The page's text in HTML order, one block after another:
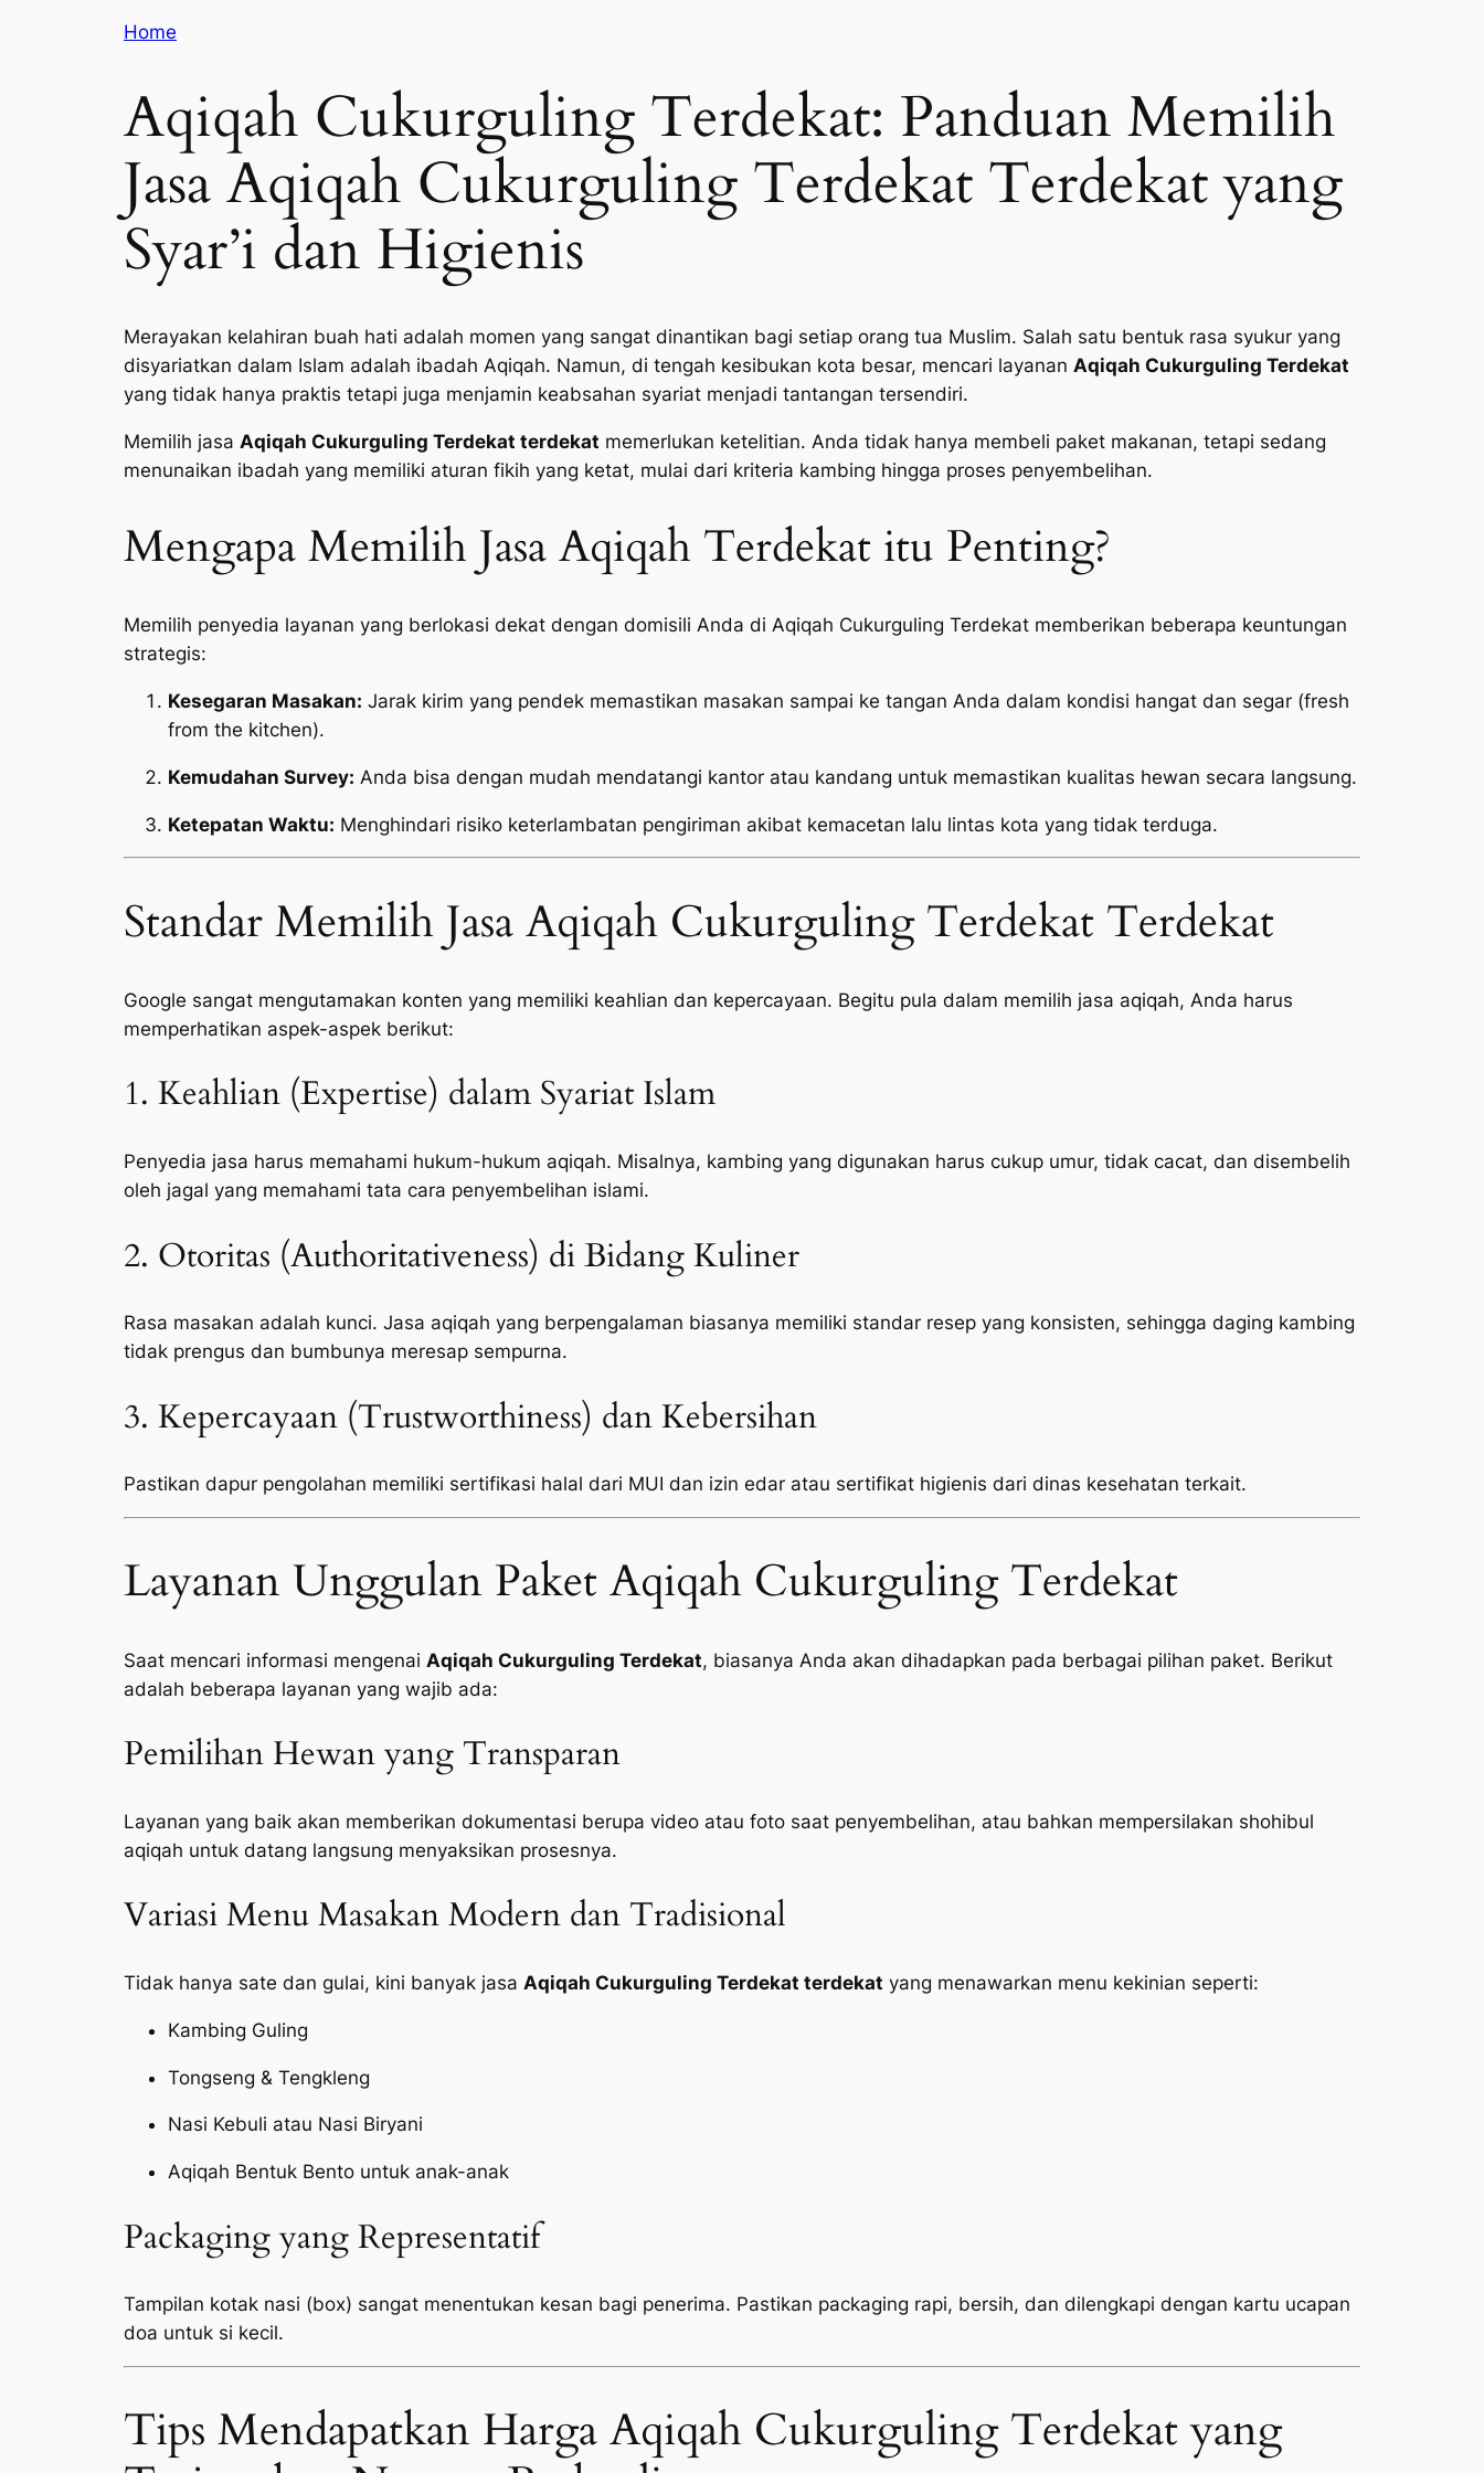
Home
Aqiqah Cukurguling Terdekat: Panduan Memilih
Jasa Aqiqah Cukurguling Terdekat Terdekat yang
Syar’i dan Higienis
Merayakan kelahiran buah hati adalah momen yang sangat dinantikan bagi setiap orang tua Muslim. Salah satu bentuk rasa syukur yang
disyariatkan dalam Islam adalah ibadah Aqiqah. Namun, di tengah kesibukan kota besar, mencari layanan Aqiqah Cukurguling Terdekat
yang tidak hanya praktis tetapi juga menjamin keabsahan syariat menjadi tantangan tersendiri.
Memilih jasa Aqiqah Cukurguling Terdekat terdekat memerlukan ketelitian. Anda tidak hanya membeli paket makanan, tetapi sedang
menunaikan ibadah yang memiliki aturan fikih yang ketat, mulai dari kriteria kambing hingga proses penyembelihan.
Mengapa Memilih Jasa Aqiqah Terdekat itu Penting?
Memilih penyedia layanan yang berlokasi dekat dengan domisili Anda di Aqiqah Cukurguling Terdekat memberikan beberapa keuntungan
strategis:
Kesegaran Masakan: Jarak kirim yang pendek memastikan masakan sampai ke tangan Anda dalam kondisi hangat dan segar (fresh
from the kitchen).
Kemudahan Survey: Anda bisa dengan mudah mendatangi kantor atau kandang untuk memastikan kualitas hewan secara langsung.
Ketepatan Waktu: Menghindari risiko keterlambatan pengiriman akibat kemacetan lalu lintas kota yang tidak terduga.
Standar Memilih Jasa Aqiqah Cukurguling Terdekat Terdekat
Google sangat mengutamakan konten yang memiliki keahlian dan kepercayaan. Begitu pula dalam memilih jasa aqiqah, Anda harus
memperhatikan aspek-aspek berikut:
1. Keahlian (Expertise) dalam Syariat Islam
Penyedia jasa harus memahami hukum-hukum aqiqah. Misalnya, kambing yang digunakan harus cukup umur, tidak cacat, dan disembelih
oleh jagal yang memahami tata cara penyembelihan islami.
2. Otoritas (Authoritativeness) di Bidang Kuliner
Rasa masakan adalah kunci. Jasa aqiqah yang berpengalaman biasanya memiliki standar resep yang konsisten, sehingga daging kambing
tidak prengus dan bumbunya meresap sempurna.
3. Kepercayaan (Trustworthiness) dan Kebersihan
Pastikan dapur pengolahan memiliki sertifikasi halal dari MUI dan izin edar atau sertifikat higienis dari dinas kesehatan terkait.
Layanan Unggulan Paket Aqiqah Cukurguling Terdekat
Saat mencari informasi mengenai Aqiqah Cukurguling Terdekat, biasanya Anda akan dihadapkan pada berbagai pilihan paket. Berikut
adalah beberapa layanan yang wajib ada:
Pemilihan Hewan yang Transparan
Layanan yang baik akan memberikan dokumentasi berupa video atau foto saat penyembelihan, atau bahkan mempersilakan shohibul
aqiqah untuk datang langsung menyaksikan prosesnya.
Variasi Menu Masakan Modern dan Tradisional
Tidak hanya sate dan gulai, kini banyak jasa Aqiqah Cukurguling Terdekat terdekat yang menawarkan menu kekinian seperti:
Kambing Guling
Tongseng & Tengkleng
Nasi Kebuli atau Nasi Biryani
Aqiqah Bentuk Bento untuk anak-anak
Packaging yang Representatif
Tampilan kotak nasi (box) sangat menentukan kesan bagi penerima. Pastikan packaging rapi, bersih, dan dilengkapi dengan kartu ucapan
doa untuk si kecil.
Tips Mendapatkan Harga Aqiqah Cukurguling Terdekat yang